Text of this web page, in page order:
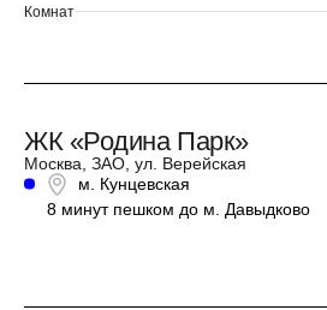
Комнат
ЖК «Родина Парк»
Москва, ЗАО, ул. Верейская
м. Кунцевская
8 минут пешком до м. Давыдково